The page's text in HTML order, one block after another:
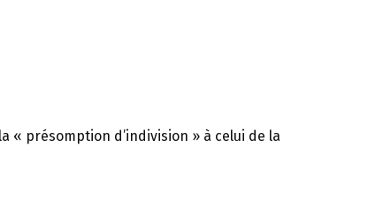
« présomption d’indivision » à celui de la